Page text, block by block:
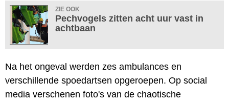
ZIE OOK
Pechvogels zitten acht uur vast in
achtbaan
Na het ongeval werden zes ambulances en
verschillende spoedartsen opgeroepen. Op social
media verschenen foto's van de chaotische